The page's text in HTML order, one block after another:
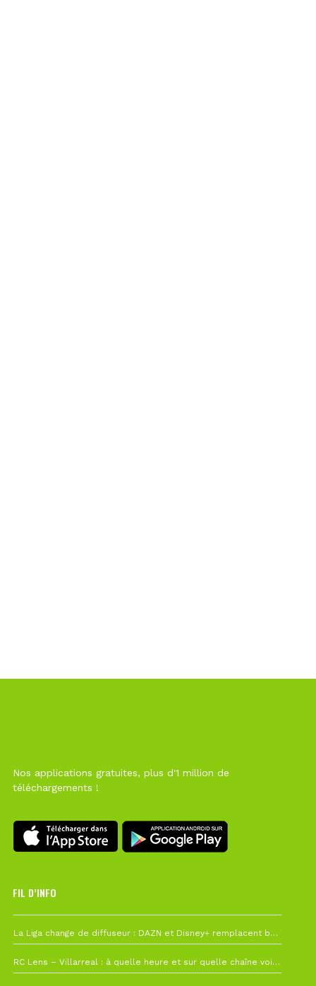
Nos applications gratuites, plus d'1 million de
téléchargements !
FIL D’INFO
La Liga change de diffuseur : DAZN et Disney+ remplacent beIN Sports !
RC Lens – Villarreal : à quelle heure et sur quelle chaîne voir la finale de la Como Cup ?